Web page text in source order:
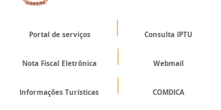
Portal de serviços Consulta IPTU
Nota Fiscal Eletrônica
Informações Turísticas COMDICA
Webmail